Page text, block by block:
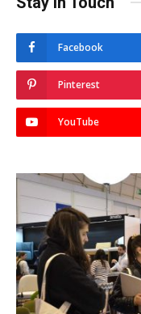
Facebook
Pinterest
YouTube